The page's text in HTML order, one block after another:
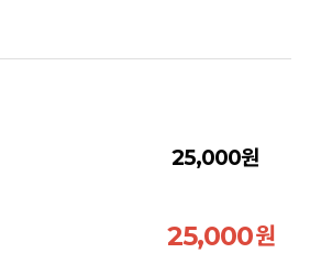
25,000원
25,000원